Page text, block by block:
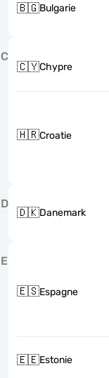
🇧🇬Bulgarie
C
🇨🇾Chypre
🇭🇷Croatie
D
🇩🇰Danemark
E
🇪🇸Espagne
🇪🇪Estonie